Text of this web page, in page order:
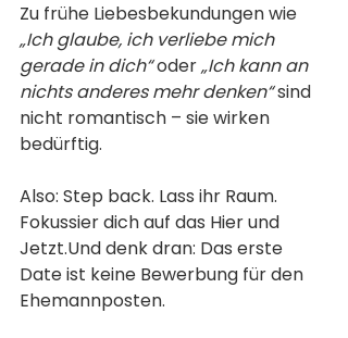
Zu frühe Liebesbekundungen wie
„Ich glaube, ich verliebe mich
gerade in dich“ oder „Ich kann an
nichts anderes mehr denken“ sind
nicht romantisch – sie wirken
bedürftig.
Also: Step back. Lass ihr Raum.
Fokussier dich auf das Hier und
Jetzt.Und denk dran: Das erste
Date ist keine Bewerbung für den
Ehemannposten.